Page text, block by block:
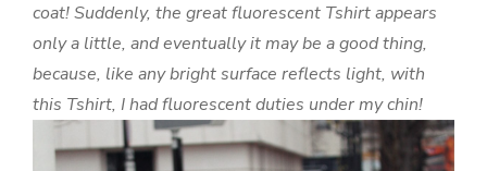
coat! Suddenly, the great fluorescent Tshirt appears
only a little, and eventually it may be a good thing,
because, like any bright surface reflects light, with
this Tshirt, I had fluorescent duties under my chin!